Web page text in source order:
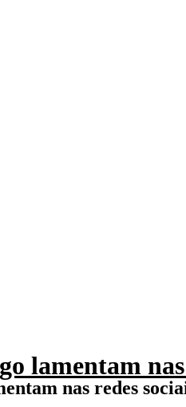
lamentam
nas redes